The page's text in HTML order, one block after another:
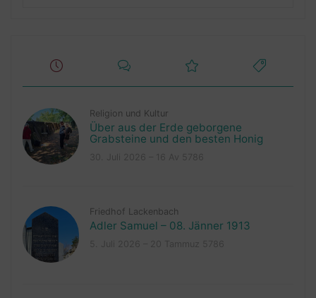
Religion und Kultur
Über aus der Erde geborgene
Grabsteine und den besten Honig
Friedhof Lackenbach
Adler Samuel – 08. Jänner 1913